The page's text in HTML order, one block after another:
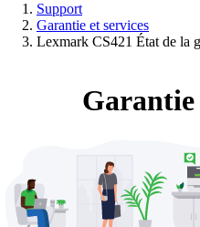
Support
Garantie et services
Lexmark CS421 État de la
Garantie